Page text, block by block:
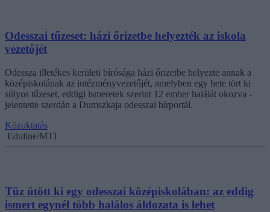
Odesszai tűzeset: házi őrizetbe helyezték az iskola
vezetőjét
Odessza illetékes kerületi bírósága házi őrizetbe helyezte annak a
középiskolának az intézményvezetőjét, amelyben egy hete tört ki
súlyos tűzeset, eddigi ismeretek szerint 12 ember halálát okozva -
jelentette szerdán a Dumszkaja odesszai hírportál.
Közoktatás
Eduline/MTI
Tűz ütött ki egy odesszai középiskolában: az eddig
ismert egynél több halálos áldozata is lehet